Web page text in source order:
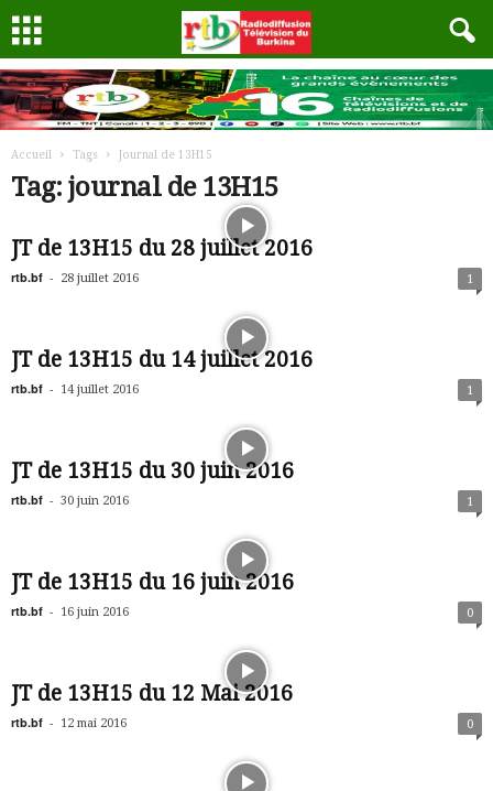
Accueil Tags Journal de 13H15
Tag: journal de 13H15
JT de 13H15 du 28 juillet 2016
rtb.bf - 28 juillet 2016 1
JT de 13H15 du 14 juillet 2016
rtb.bf - 14 juillet 2016 1
JT de 13H15 du 30 juin 2016
rtb.bf - 30 juin 2016 1
JT de 13H15 du 16 juin 2016
rtb.bf - 16 juin 2016 0
JT de 13H15 du 12 Mai 2016
rtb.bf - 12 mai 2016 0